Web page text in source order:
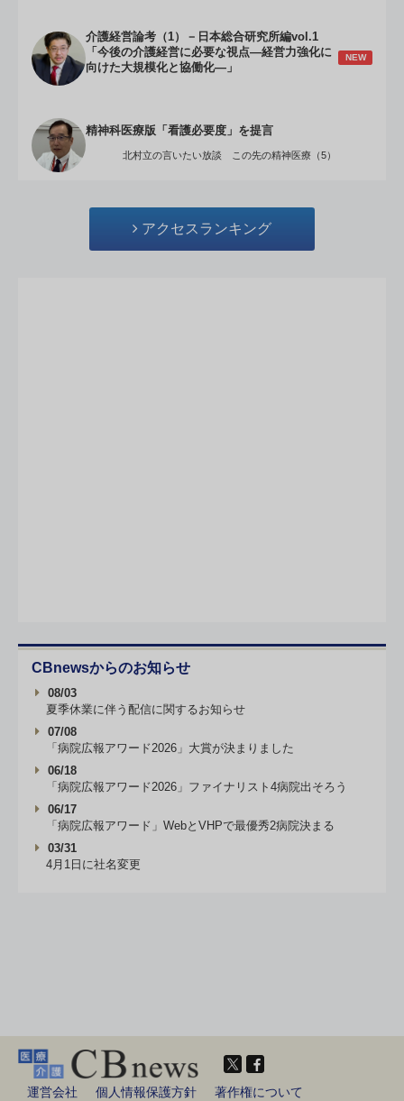
介護経営論考（1）－日本総合研究所編vol.1
「今後の介護経営に必要な視点―経営力強化に
向けた大規模化と協働化―」
NEW
精神科医療版「看護必要度」を提言
北村立の言いたい放談 この先の精神医療（5）
アクセスランキング
CBnewsからのお知らせ
08/03
夏季休業に伴う配信に関するお知らせ
07/08
「病院広報アワード2026」大賞が決まりました
06/18
「病院広報アワード2026」ファイナリスト4病院出そろう
06/17
「病院広報アワード」WebとVHPで最優秀2病院決まる
03/31
4月1日に社名変更
運営会社 個人情報保護方針 著作権について